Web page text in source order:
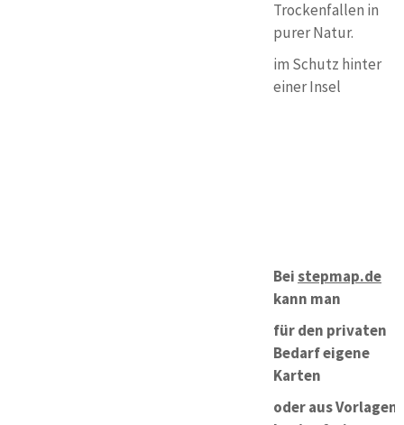
Trockenfallen in
purer Natur.
im Schutz hinter
einer Insel
Beistepmap.de
kann man
für den privaten
Bedarf eigene
Karten
oder aus Vorlagen